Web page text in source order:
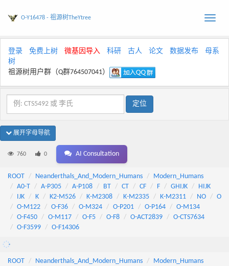
Toggle
O-Y16478 - 祖源树TheYtree
登录 免费上树 微基因导入 科研 古人 论文 数据发布
母系
树
祖源树用户群（Q群764507041）
展开字母导航
760 0 AI Consultation
ROOT Neanderthals_And_Modern_Humans
Modern_Humans
A0-T
A-P305 A-P108 BT CT CF F GHIJK
HIJK
IJK
K K2-M526 K-M2308 K-M2335 K-M2311 NO
O
O-M122
O-F36 O-M324 O-P201 O-P164
O-M134
O-F450
O-M117 O-F5 O-F8 O-ACT2839
O-CTS7634
O-F3599
O-F14306
ROOT Neanderthals_And_Modern_Humans
Modern_Humans